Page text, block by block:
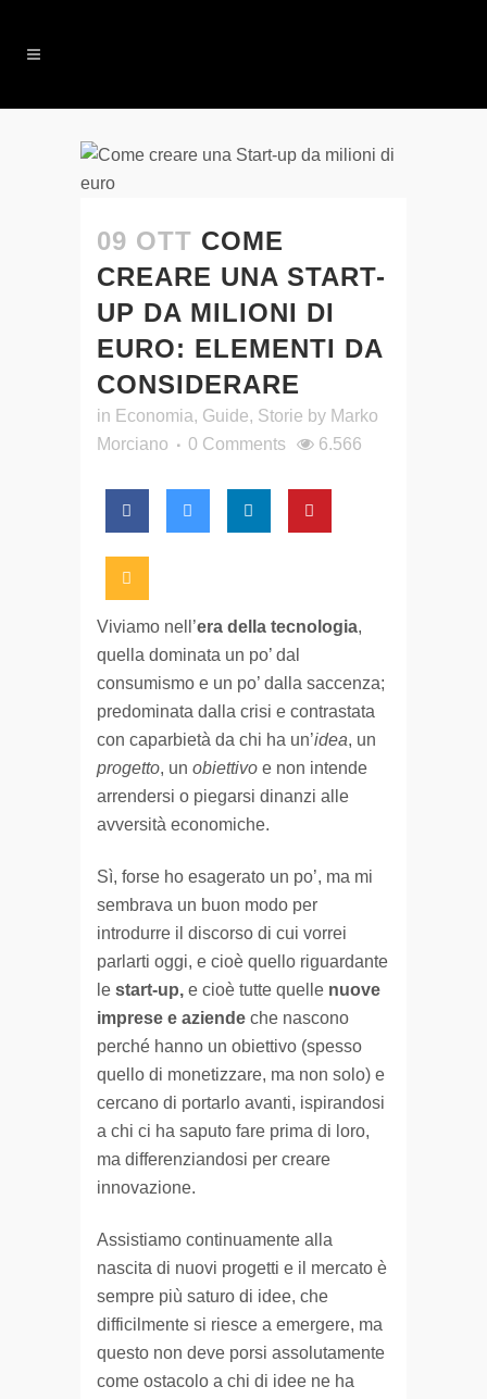
09 OTT COME
CREARE UNA START-
UP DA MILIONI DI
EURO: ELEMENTI DA
CONSIDERARE
in Economia, Guide, Storie by Marko
Morciano
0 Comments 6.566
Viviamo nell’era della tecnologia,
quella dominata un po’ dal
consumismo e un po’ dalla saccenza;
predominata dalla crisi e contrastata
con caparbietà da chi ha un’idea, un
progetto, un obiettivo e non intende
arrendersi o piegarsi dinanzi alle
avversità economiche.
Sì, forse ho esagerato un po’, ma mi
sembrava un buon modo per
introdurre il discorso di cui vorrei
parlarti oggi, e cioè quello riguardante
le start-up, e cioè tutte quelle nuove
imprese e aziende che nascono
perché hanno un obiettivo (spesso
quello di monetizzare, ma non solo) e
cercano di portarlo avanti, ispirandosi
a chi ci ha saputo fare prima di loro,
ma differenziandosi per creare
innovazione.
Assistiamo continuamente alla
nascita di nuovi progetti e il mercato è
sempre più saturo di idee, che
difficilmente si riesce a emergere, ma
questo non deve porsi assolutamente
come ostacolo a chi di idee ne ha